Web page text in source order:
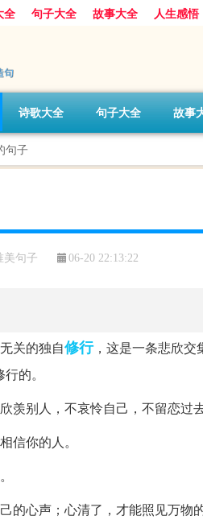
全 句子大全 故事大全 人生感悟
诗歌大全 句子大全 故事
句子
美句子 06-20 22:13:22
关的独自修行，这是一条悲欣交
的。
羡别人，不哀怜自己，不留恋过
信你的人。
的心声；心清了，才能照见万物的